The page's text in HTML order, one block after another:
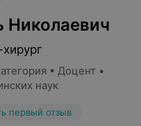
Николаевич
• Доцент •
наук
первый отзыв